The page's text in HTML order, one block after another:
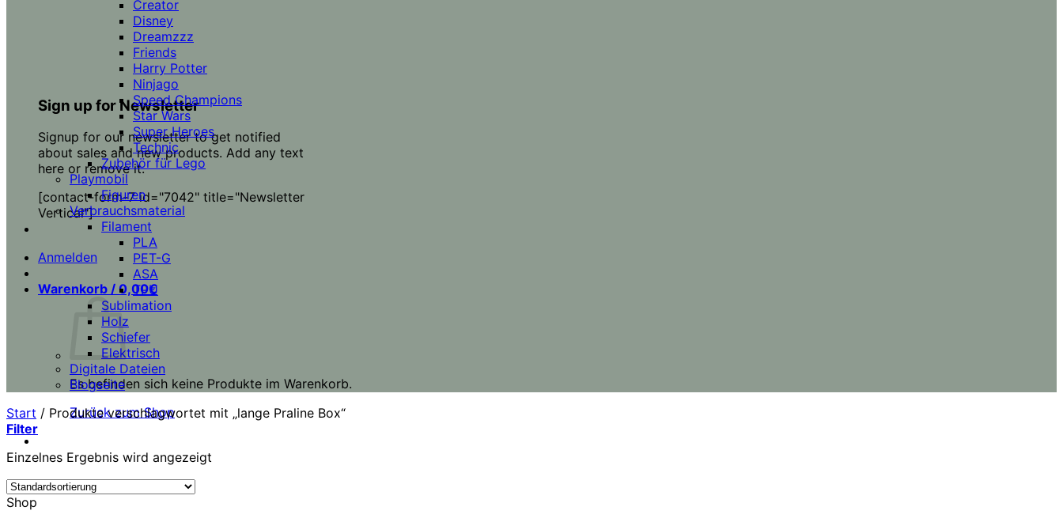
Sign up for Newsletter
Signup for our newsletter to get notified
about sales and new products. Add any text
here or remove it.
[contact-form-7 id="7042" title="Newsletter
Vertical"]
Anmelden
Warenkorb / 0,00€
Es befinden sich keine Produkte im Warenkorb.
Zurück zum Shop
Creator
Disney
Dreamzzz
Friends
Harry Potter
Ninjago
Speed Champions
Star Wars
Super Heroes
Technic
Zubehör für Lego
Playmobil
Figuren
Verbrauchsmaterial
Filament
PLA
PET-G
ASA
TPU
Sublimation
Holz
Schiefer
Elektrisch
Digitale Dateien
Blogseite
Start / Produkte verschlagwortet mit „lange Praline Box“
Filter
Einzelnes Ergebnis wird angezeigt
Shop